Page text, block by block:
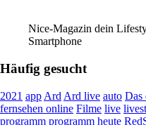
Nice-Magazin dein
Smartphone
Häufig gesucht
2021 app Ard Ard live auto Das
fernsehen online Filme live
programm programm heute